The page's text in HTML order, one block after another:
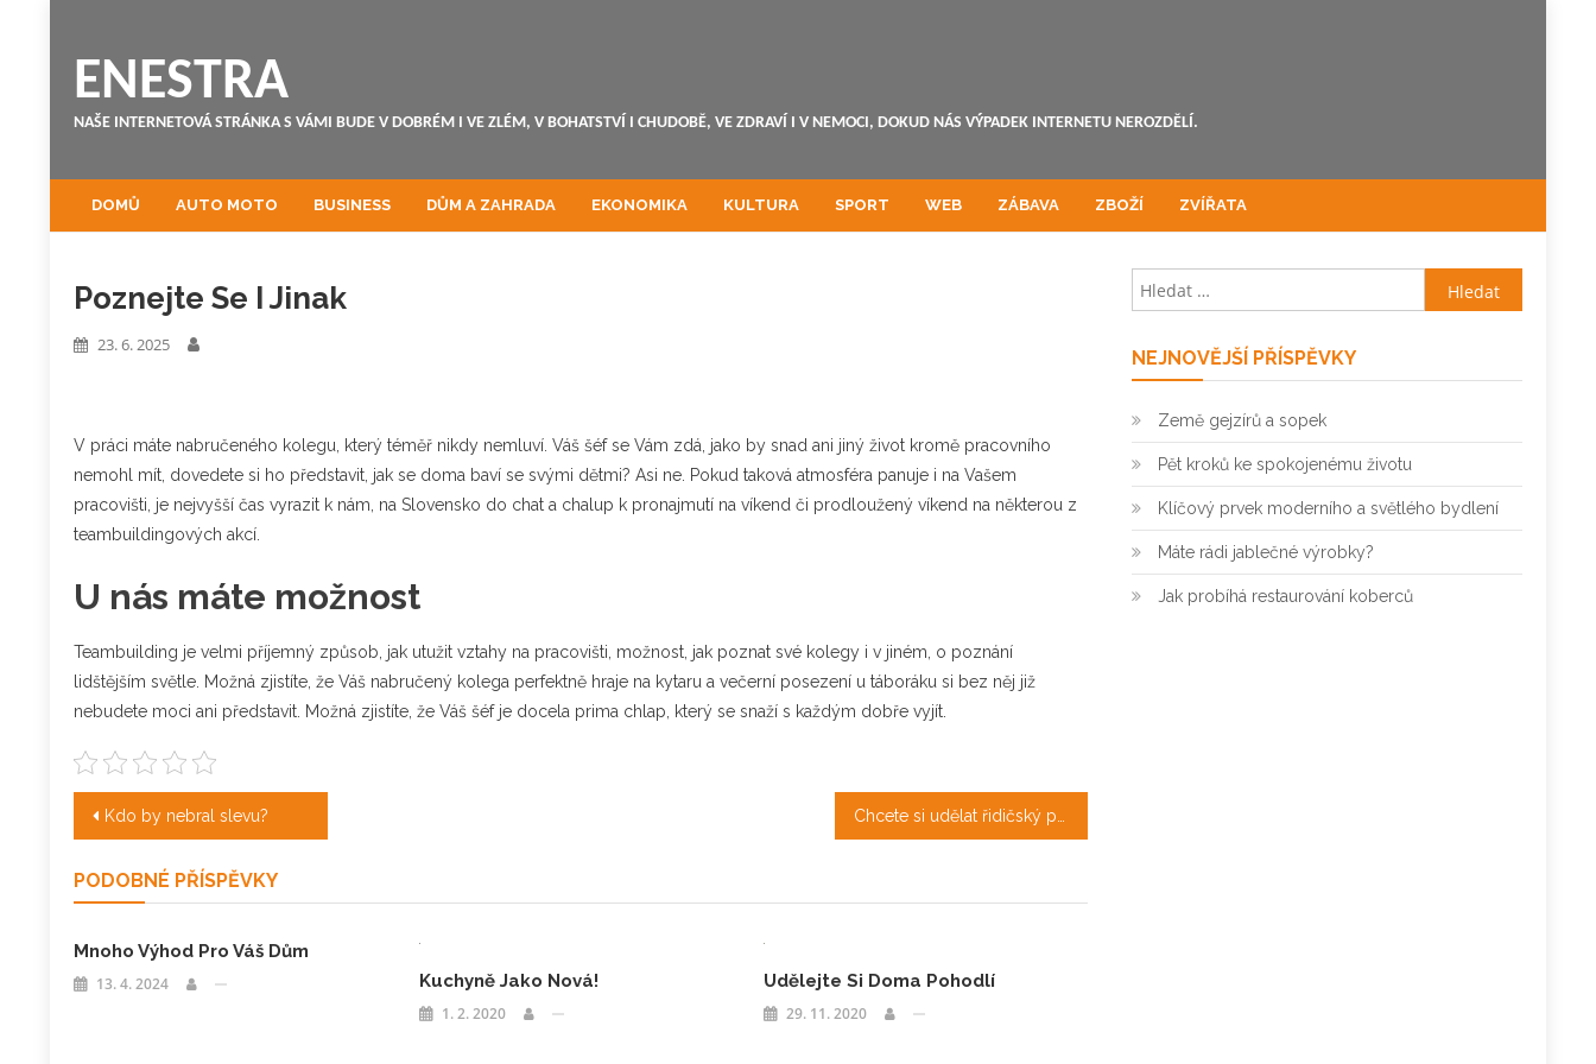
ENESTRA
NAŠE INTERNETOVÁ STRÁNKA S VÁMI BUDE V DOBRÉM I VE ZLÉM, V BOHATSTVÍ I CHUDOBĚ, VE ZDRAVÍ I V NEMOCI, DOKUD NÁS VÝPADEK INTERNETU NEROZDĚLÍ.
DOMŮ AUTO MOTO BUSINESS DŮM A ZAHRADA EKONOMIKA KULTURA SPORT WEB ZÁBAVA ZBOŽÍ ZVÍŘATA
Poznejte Se I Jinak
23. 6. 2025
V práci máte nabručeného kolegu, který téměř nikdy nemluví. Váš šéf se Vám zdá, jako by snad ani jiný život kromě pracovního
nemohl mít, dovedete si ho představit, jak se doma baví se svými dětmi? Asi ne. Pokud taková atmosféra panuje i na Vašem
pracovišti, je nejvyšší čas vyrazit k nám, na Slovensko do chat a chalup k pronajmutí na víkend či prodloužený víkend na některou z
teambuildingových akcí.
U nás máte možnost
Teambuilding je velmi příjemný způsob, jak utužit vztahy na pracovišti, možnost, jak poznat své kolegy i v jiném, o poznání
lidštějším světle. Možná zjistíte, že Váš nabručený kolega perfektně hraje na kytaru a večerní posezení u táboráku si bez něj již
nebudete moci ani představit. Možná zjistíte, že Váš šéf je docela prima chlap, který se snaží s každým dobře vyjít.
Navigace
příspěvek
Kdo by nebral slevu?
PODOBNÉ PŘÍSPĚVKY
Mnoho Výhod Pro Váš Dům
13. 4. 2024 Kuchyně Jako Nová!
1. 2. 2020
Udělejte Si Doma Pohodlí
29. 11. 2020
Vyhledávání
NEJNOVĚJŠÍ PŘÍSPĚVKY
Země gejzírů a sopek
Pět kroků ke spokojenému životu
Klíčový prvek moderního a světlého bydlení
Máte rádi jablečné výrobky?
Jak probíhá restaurování koberců